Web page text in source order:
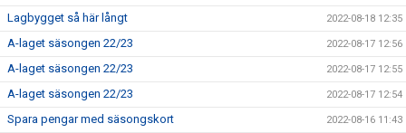
Lagbygget så här långt 2022-08-18 12:35
A-laget säsongen 22/23 2022-08-17 12:56
A-laget säsongen 22/23 2022-08-17 12:55
A-laget säsongen 22/23 2022-08-17 12:54
Spara pengar med säsongskort 2022-08-16 11:43